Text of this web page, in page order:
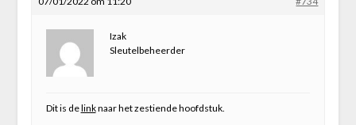
Izak
Sleutelbeheerder
Dit is delinknaar het zestiende hoofdstuk.